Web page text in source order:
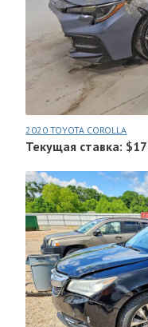
2020 TOYOTA COROLLA
Текущая ставка: